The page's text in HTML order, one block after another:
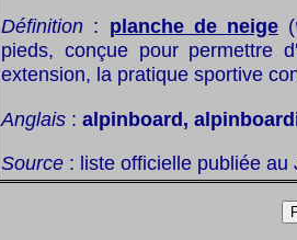
Définition : planche de neige (
pieds, conçue pour permettre
extension, la pratique sportive
Anglais : alpinboard,
Source : liste officielle publiée